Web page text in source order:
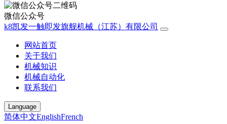
微信公众号
k8凯发一触即发旗舰机械（江苏）有限公司
网站首页
关于我们
机械知识
机械自动化
联系我们
Language
简体中文EnglishFrench